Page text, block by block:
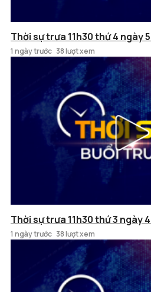
Thời sự trưa 11h30 thứ 4 ngày
1 ngày trước 38 lượt xem
Thời sự trưa 11h30 thứ 3 ngày
1 ngày trước 38 lượt xem